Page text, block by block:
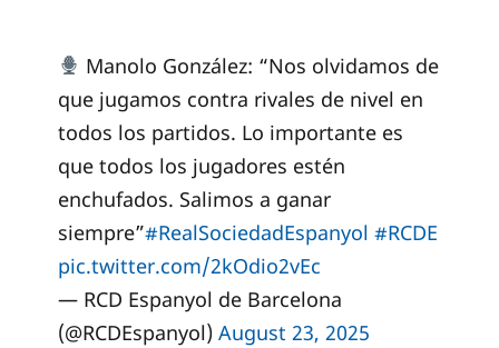
Manolo González: “Nos olvidamos de
que jugamos contra rivales de nivel en
todos los partidos. Lo importante es
que todos los jugadores estén
enchufados. Salimos a ganar
siempre”#RealSociedadEspanyol #RCDE
pic.twitter.com/2kOdio2vEc
— RCD Espanyol de Barcelona
(@RCDEspanyol) August 23, 2025